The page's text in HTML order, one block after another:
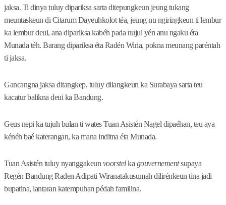
jaksa. Ti dinya tuluy dipariksa sarta ditepungkeun jeung tukang
meuntaskeun di Citarum Dayeuhkolot téa, jeung nu ngiringkeun ti lembur
ka lembur deui, ana dipariksa kabéh pada nujul yén anu ngaku éta
Munada téh. Barang dipariksa éta Radén Wiria, pokna meunang paréntah
ti jaksa.
Gancangna jaksa ditangkep, tuluy diiangkeun ka Surabaya sarta teu
kacatur balikna deui ka Bandung.
Geus nepi ka tujuh bulan ti wates Tuan Asistén Nagel dipaéhan, teu aya
kénéh baé katerangan, ka mana inditna éta Munada.
Tuan Asistén tuluy nyanggakeun voorstelka gouvernementsupaya
Regén Bandung Raden Adipati Wiranatakusumah dilirénkeun tina jadi
bupatina, lantaran katempuhan pédah familina.